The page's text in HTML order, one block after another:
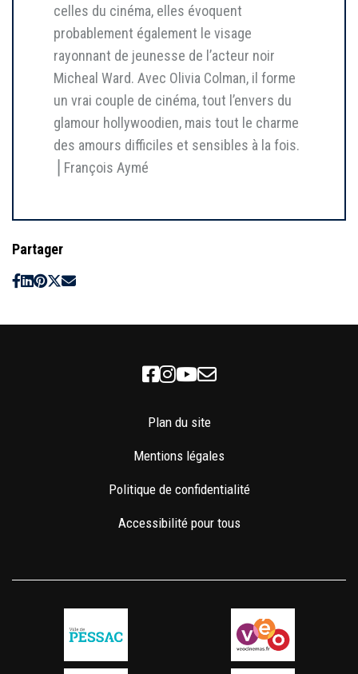
celles du cinéma, elles évoquent
probablement également le visage
rayonnant de jeunesse de l’acteur noir
Micheal Ward. Avec Olivia Colman, il forme
un vrai couple de cinéma, tout l’envers du
glamour hollywoodien, mais tout le charme
des amours difficiles et sensibles à la fois.
⎥ François Aymé
Partager
Facebook
Instagram
Youtube
Newsletter
Plan du site
Mentions légales
Politique de confidentialité
Accessibilité pour tous